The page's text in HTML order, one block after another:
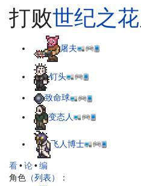
打败世纪之花
屠夫
钉头
致命球
变态人
飞人博士
看•论•编
角色 （列表）
：